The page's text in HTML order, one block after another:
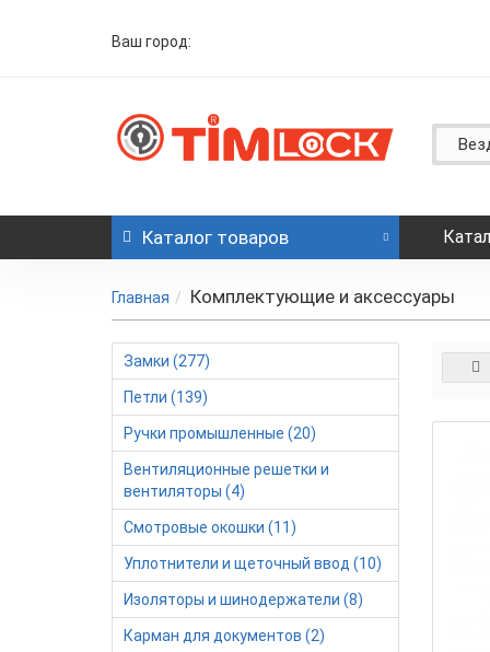
Ваш город:
Каталог товаров
Главная Комплектующие и аксессуары
Замки (277)
Петли (139)
Ручки промышленные (20)
Вентиляционные решетки и
вентиляторы (4)
Смотровые окошки (11)
Уплотнители и щеточный ввод (10)
Изоляторы и шинодержатели (8)
Карман для документов (2)